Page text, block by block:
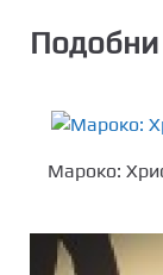
Мароко: